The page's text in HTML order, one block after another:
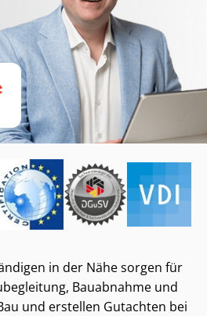
in der Nähe sorgen für
Bauabnahme und
und erstellen Gutachten bei